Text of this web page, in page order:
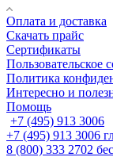
Оплата и доставка
Скачать прайс
Сертификаты
Пользовательское
Политика
Интересно и
Помощь
+7 (495) 913 3006
+7 (495) 913 3006
8 (800) 333 2702